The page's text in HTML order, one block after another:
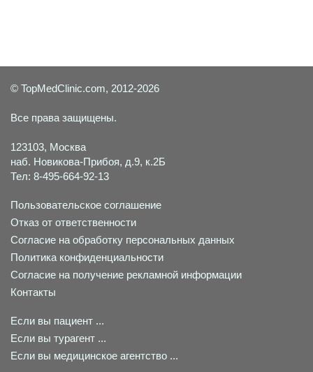
© TopMedClinic.com, 2012-2026
Все права защищены.
123103, Москва
наб. Новикова-Прибоя, д.9, к.2Б
Тел: 8-495-664-92-13
Пользовательское соглашение
Отказ от ответственности
Согласие на обработку персональных данных
Политика конфиденциальности
Согласие на получение рекламной информации
Контакты
Если вы пациент ...
Если вы турагент ...
Если вы медицинское агентство ...